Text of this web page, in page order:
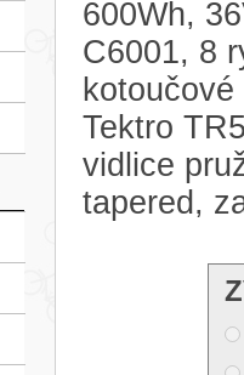
600Wh,
C6001, 8
Tektro
vidlice
tapered,